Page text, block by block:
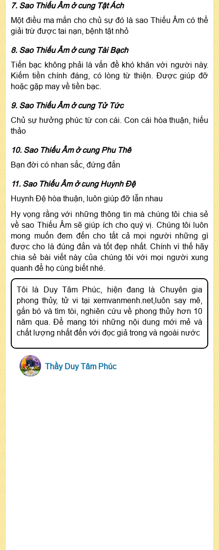
7. Sao Thiếu Âm ở cung Tật Ách
Một điều ma mắn cho chủ sự đó là sao Thiếu Âm có thể
giải trừ được tai nạn, bệnh tật nhỏ
8. Sao Thiếu Âm ở cung Tài Bạch
Tiến bạc không phải là vấn đề khó khăn với người này.
Kiếm tiền chính đáng, có lòng từ thiện. Được giúp đỡ
hoặc gặp may về tiền bạc.
9. Sao Thiếu Âm ở cung Tử Tức
Chủ sự hưởng phúc từ con cái. Con cái hòa thuận, hiếu
thảo
10. Sao Thiếu Âm ở cung Phu Thê
Bạn đời có nhan sắc, đứng đắn
11. Sao Thiếu Âm ở cung Huynh Đệ
Huynh Đệ hòa thuận, luôn giúp đỡ lẫn nhau
Hy vọng rằng với những thông tin mà chúng tôi chia sẻ
về sao Thiếu Âm sẽ giúp ích cho quý vị. Chúng tôi luôn
mong muốn đem đến cho tất cả mọi người những gì
được cho là đúng đắn và tốt đẹp nhất. Chính vì thế hãy
chia sẻ bài viết này của chúng tôi với mọi người xung
quanh để họ cùng biết nhé.
Tôi là Duy Tâm Phúc, hiện đang là Chuyên gia
phong thủy, tử vi tại xemvanmenh.net,luôn say mê,
gắn bó và tìm tòi, nghiên cứu về phong thủy hơn 10
năm qua. Để mang tới những nội dung mới mẻ và
chất lượng nhất đến với đọc giả trong và ngoài nước
Thầy Duy Tâm Phúc